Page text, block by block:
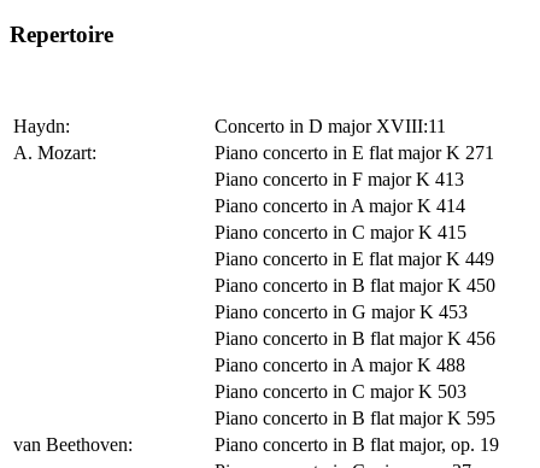
Repertoire
Haydn:
Concerto in D major XVIII:11
A. Mozart:
Piano concerto in E flat major K 271
Piano concerto in F major K 413
Piano concerto in A major K 414
Piano concerto in C major K 415
Piano concerto in E flat major K 449
Piano concerto in B flat major K 450
Piano concerto in G major K 453
Piano concerto in B flat major K 456
Piano concerto in A major K 488
Piano concerto in C major K 503
Piano concerto in B flat major K 595
van Beethoven:
Piano concerto in B flat major, op. 19